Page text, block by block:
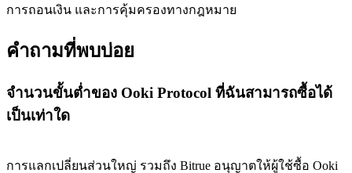
Precious Metals Trading Carnival
Trade Gold & Silver · 33,333 USDT Bonus
USDT Flexible Staking | Daily Rewards
การถอนเงิน และการคุ้มครองทางกฎหมาย
คำถามที่พบบ่อย
จำนวนขั้นต่ำของ Ooki Protocol ที่ฉันสามารถซื้อได้
เป็นเท่าใด
การแลกเปลี่ยนส่วนใหญ่ รวมถึง Bitrue อนุญาตให้ผู้ใช้ซื้อ Ooki